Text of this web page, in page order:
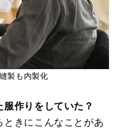
製も内製化
作りをしていた？
ときにこんなことがあ